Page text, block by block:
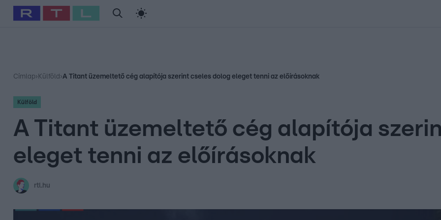
Babits Marcella Szellő István Most Wanted
Címlap› Külföld ›A Titant üzemeltető cég alapítója szerint cseles dolog eleget tenni az előírásoknak
Külföld
A Titant üzemeltető cég alapítója
eleget tenni az előírásoknak
rtl.hu